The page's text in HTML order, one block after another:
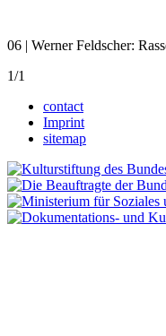
06 | Werner Feldscher:
1/1
contact
Imprint
sitemap